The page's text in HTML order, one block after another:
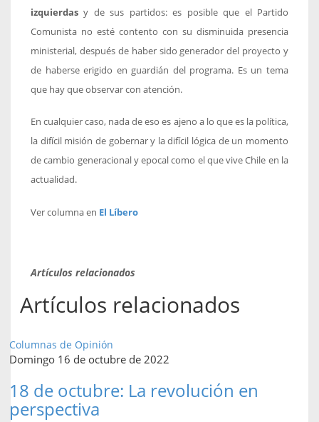
izquierdas y de sus partidos: es posible que el Partido
Comunista no esté contento con su disminuida presencia
ministerial, después de haber sido generador del proyecto y
de haberse erigido en guardián del programa. Es un tema
que hay que observar con atención.
En cualquier caso, nada de eso es ajeno a lo que es la política,
la difícil misión de gobernar y la difícil lógica de un momento
de cambio generacional y epocal como el que vive Chile en la
actualidad.
Ver columna en El Líbero
Artículos relacionados
Artículos relacionados
Columnas de Opinión
Domingo 16 de octubre de 2022
18 de octubre: La revolución en
perspectiva